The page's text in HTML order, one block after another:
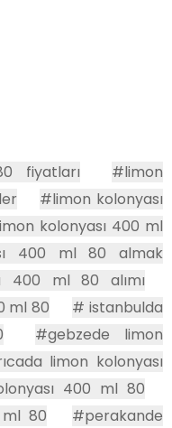
fiyatları
#limon
#limon kolonyası
kolonyası 400 ml
400 ml 80 almak
400 ml 80 alımı
ml 80
# istanbulda
#gebzede limon
limon kolonyası
400 ml 80
80
#perakande